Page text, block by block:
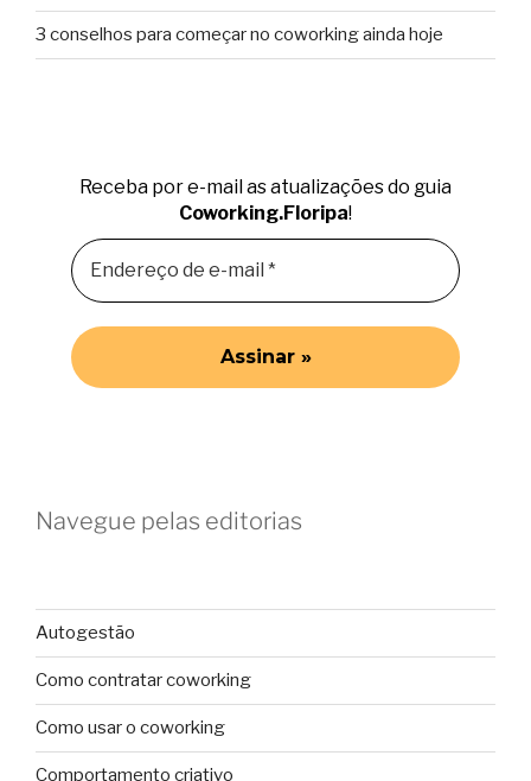
3 conselhos para começar no coworking ainda hoje
Receba por e-mail as atualizações do guia
Coworking.Floripa!
Navegue pelas editorias
Autogestão
Como contratar coworking
Como usar o coworking
Comportamento criativo